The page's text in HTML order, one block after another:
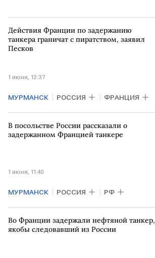
Действия Франции по задержанию
танкера граничат с пиратством, заявил
Песков
1 июня, 12:37
МУРМАНСК РОССИЯ ФРАНЦИЯ
РФ Дмитрий Песков
В посольстве России рассказали о
задержанном Францией танкере
1 июня, 11:40
МУРМАНСК РОССИЯ РФ
ФРАНЦИЯ танкер
Во Франции задержали нефтяной танкер,
якобы следовавший из России